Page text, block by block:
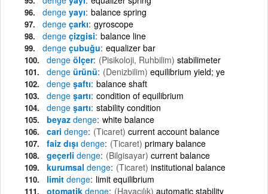
denge yayı balance spring
denge çarkı gyroscope
denge çizgisi balance line
denge çubuğu equalizer bar
denge ölçer (Pisikoloji, Ruhbilim) stabilimeter
denge ürünü (Denizbilim) equilibrium yield; ye
denge şaftı balance shaft
denge şartı condition of equilibrium
denge şartı stability condition
beyaz denge white balance
cari denge (Ticaret) current account balance
faiz dışı denge (Ticaret) primary balance
geçerli denge (Bilgisayar) current balance
kurumsal denge (Ticaret) institutional balance
limit denge limit equilibrium
otomatik denge (Havacılık) automatic stability